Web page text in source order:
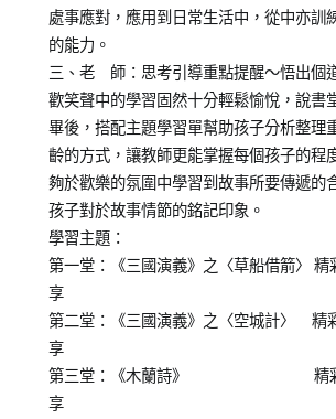
處事應對，應用到日常生活中，從中亦訓
的能力。
三、老 師：思考引導重點提醒～悟出個
歡笑聲中的學習固然十分輕鬆愉悅，說書
畢後，搭配主題學習單幫助孩子分析整理
齡的方式，讓教師更能掌握每個孩子的程
夠於歡樂的氛圍中學習到故事所要傳遞的
孩子對於故事情節的銘記印象。
學習主題：
第一堂：《三國演義》之〈草船借箭〉 精
享
第二堂：《三國演義》之〈空城計〉 精
享
第三堂：《木蘭詩》 精彩花
享